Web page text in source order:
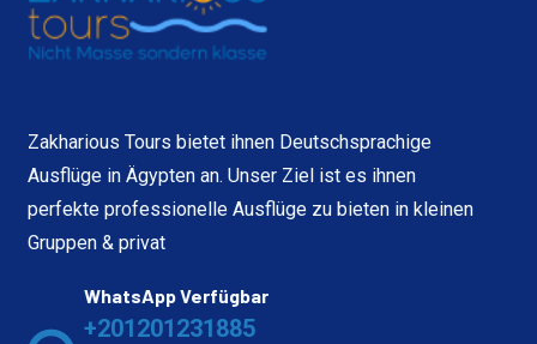
Zakharious Tours bietet ihnen Deutschsprachige
Ausflüge in Ägypten an. Unser Ziel ist es ihnen
perfekte professionelle Ausflüge zu bieten in kleinen
Gruppen & privat
WhatsApp Verfügbar
+201201231885